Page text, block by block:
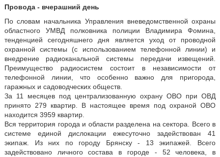
Провода - вчерашний день
По словам начальника Управления вневедомственной охраны
областного УМВД полковника полиции Владимира Фомина,
тенденцией сегодняшнего дня является уход от проводной
охранной системы (с использованием телефонной линии) и
внедрение радиоканальной системы передачи извещений.
Преимущество радиосистем состоит в независимости от
телефонной линии, что особенно важно для пригорода,
гаражных и садоводческих обществ.
За 11 месяцев под централизованную охрану ОВО при ОВД
принято 279 квартир. В настоящее время под охраной ОВО
находится 3959 квартир.
Вся территория города и области разделена на сектора. Всего в
системе единой дислокации ежесуточно задействован 41
экипаж. Из них по городу Брянску - 13 экипажей. Всего
задействовано личного состава в городе - 52 человека, в